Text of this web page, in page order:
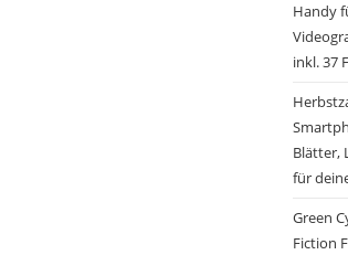
Handy
inkl. 37
Blätter,
für
Green
Fiction